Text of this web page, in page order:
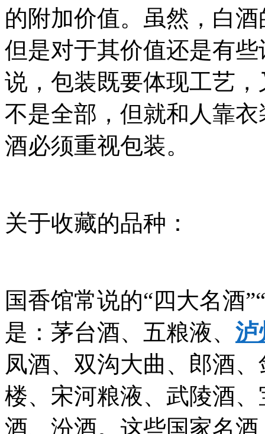
的附加价值。虽然，白
但是对于其价值还是有
说，包装既要体现工艺
不是全部，但就和人靠
酒必须重视包装。
关于收藏的品种：
国香馆常说的“四大名酒
是：茅台酒、五粮液、 泸
凤酒、双沟大曲、郎酒
楼、宋河粮液、武陵酒
酒、汾酒。这些国家名